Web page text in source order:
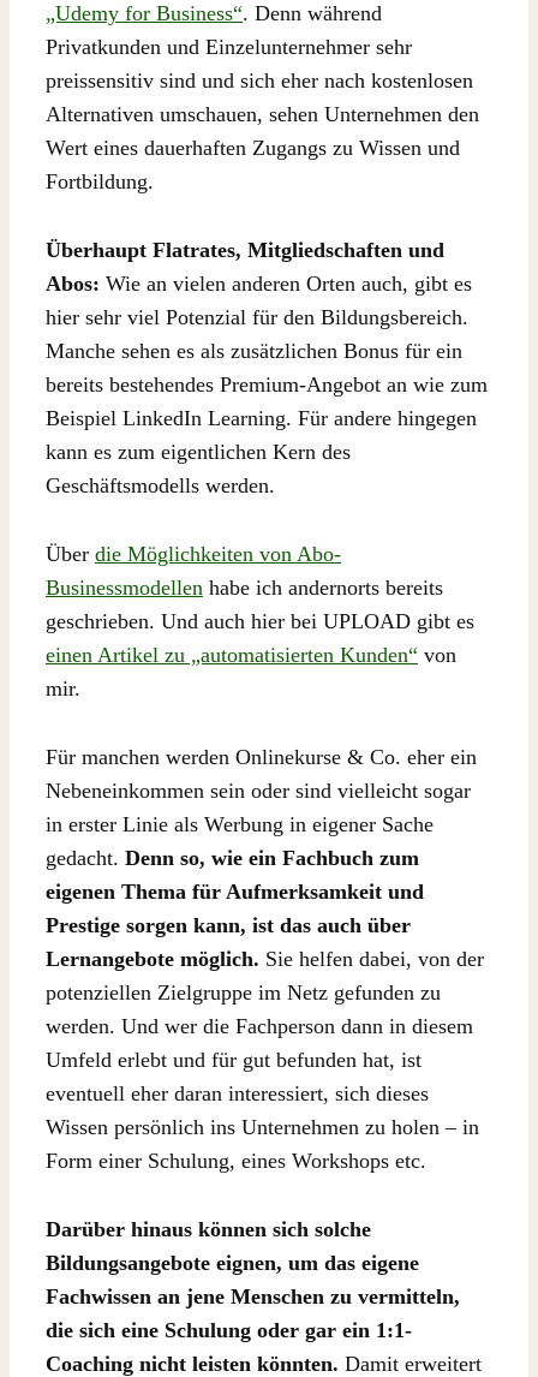
„Udemy for Business“. Denn während
Privatkunden und Einzelunternehmer sehr
preissensitiv sind und sich eher nach kostenlosen
Alternativen umschauen, sehen Unternehmen den
Wert eines dauerhaften Zugangs zu Wissen und
Fortbildung.
Überhaupt Flatrates, Mitgliedschaften und
Abos: Wie an vielen anderen Orten auch, gibt es
hier sehr viel Potenzial für den Bildungsbereich.
Manche sehen es als zusätzlichen Bonus für ein
bereits bestehendes Premium-Angebot an wie zum
Beispiel LinkedIn Learning. Für andere hingegen
kann es zum eigentlichen Kern des
Geschäftsmodells werden.
Über die Möglichkeiten von Abo-
Businessmodellen habe ich andernorts bereits
geschrieben. Und auch hier bei UPLOAD gibt es
einen Artikel zu „automatisierten Kunden“ von
mir.
Für manchen werden Onlinekurse & Co. eher ein
Nebeneinkommen sein oder sind vielleicht sogar
in erster Linie als Werbung in eigener Sache
gedacht. Denn so, wie ein Fachbuch zum
eigenen Thema für Aufmerksamkeit und
Prestige sorgen kann, ist das auch über
Lernangebote möglich. Sie helfen dabei, von der
potenziellen Zielgruppe im Netz gefunden zu
werden. Und wer die Fachperson dann in diesem
Umfeld erlebt und für gut befunden hat, ist
eventuell eher daran interessiert, sich dieses
Wissen persönlich ins Unternehmen zu holen – in
Form einer Schulung, eines Workshops etc.
Darüber hinaus können sich solche
Bildungsangebote eignen, um das eigene
Fachwissen an jene Menschen zu vermitteln,
die sich eine Schulung oder gar ein 1:1-
Coaching nicht leisten könnten. Damit erweitert